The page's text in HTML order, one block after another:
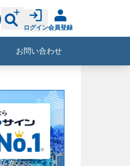
ログイン会員登録
お問い合わせ